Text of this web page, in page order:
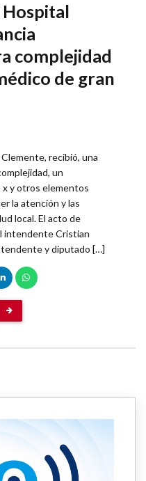
Hospital
complejidad
de gran
recibió, una
un
x y otros elementos
la atención y las
local. El acto de
intendente Cristian
y diputado […]